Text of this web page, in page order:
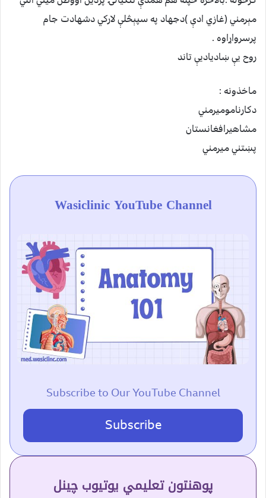
مېرمني (غازي ادې )دجهاد په سپېڅلې لارکي دشهادت جام
پرسرواړاوه .
روح یې ښادیادیې تاند
ماخذونه :
دکارنامومیرمني
مشاهیرافغانستان
پښتني میرمني
Wasiclinic YouTube Channel
Subscribe to Our YouTube Channel
Subscribe
پوهنتون تعلیمي یوتیوب چینل